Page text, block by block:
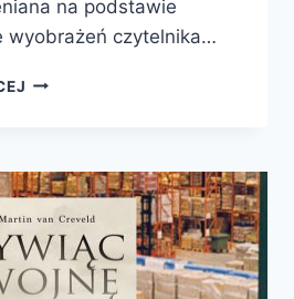
na podstawie
wyobrażeń czytelnika…
PSYCHOLOGIA
ODWAGA
NA
POLU
BITWY